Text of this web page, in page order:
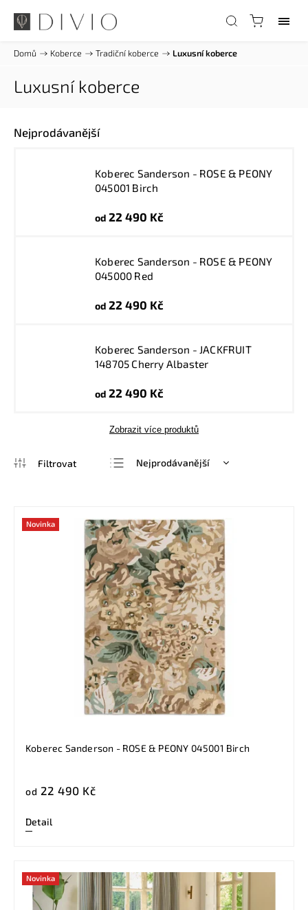
Domů / Koberce / Tradiční koberce / Luxusní koberce
Luxusní koberce
Nejprodávanější
Koberec Sanderson - ROSE & PEONY
045001 Birch
od 22 490 Kč
Koberec Sanderson - ROSE & PEONY
045000 Red
od 22 490 Kč
Koberec Sanderson - JACKFRUIT
148705 Cherry Albaster
od 22 490 Kč
Zobrazit více produktů
Nejprodávanější
Abecedně
Novinka
Koberec Sanderson - ROSE & PEONY 045001 Birch
od 22 490 Kč
Detail
Novinka